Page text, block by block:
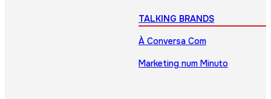
TALKING BRANDS
À Conversa Com
Marketing num Minuto